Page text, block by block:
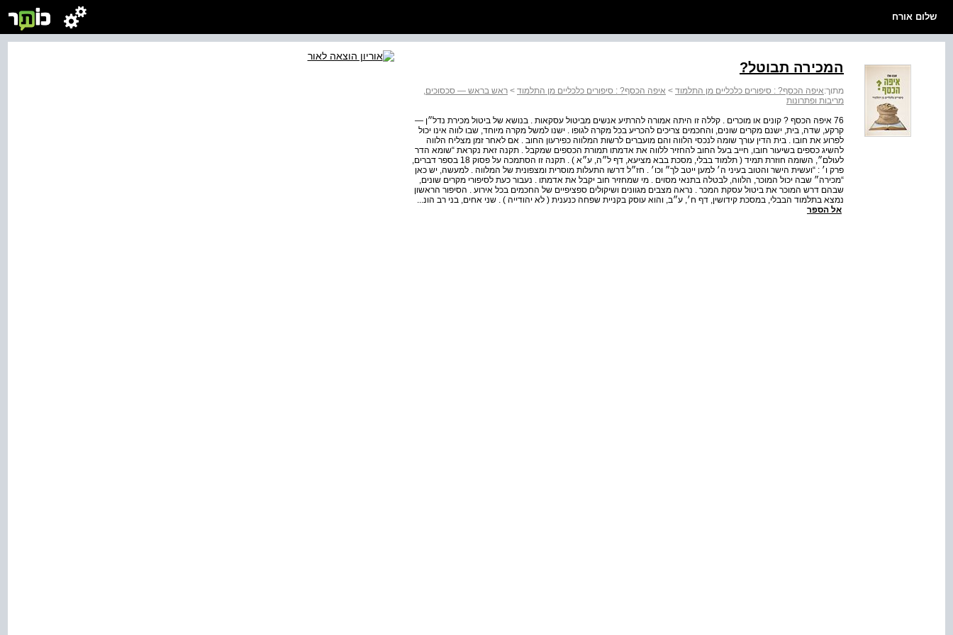
שלום אורח
המכירה תבוטל?
מתוך:איפה הכסף? : סיפורים כלכליים מן התלמוד > איפה הכסף? : סיפורים כלכליים מן התלמוד > ראש בראש — סכסוכים,
מריבות ופתרונות
76 איפה הכסף ? קונים או מוכרים . קללה זו היתה אמורה להרתיע אנשים מביטול עסקאות . בנושא של ביטול מכירת נדל״ן —
קרקע, שדה, בית, ישנם מקרים שונים, והחכמים צריכים להכריע בכל מקרה לגופו . ישנו למשל מקרה מיוחד, שבו לווה אינו יכול
לפרוע את חובו . בית הדין עורך שומה לנכסי הלווה והם מועברים לרשות המלווה כפירעון החוב . אם לאחר זמן מצליח הלווה
להשיג כספים בשיעור חובו, חייב בעל החוב להחזיר ללווה את אדמתו תמורת הכספים שמקבל . תקנה זאת נקראת “שומא הדר
לעולם״, השומה חוזרת תמיד ( תלמוד בבלי, מסכת בבא מציעא, דף ל״ה, ע״א ) . תקנה זו הסתמכה על פסוק 18 בספר דברים,
פרק ו׳ : “ועשית הישר והטוב בעיני ה׳ למען ייטב לך״ וכו׳ . חז״ל דרשו התעלות מוסרית ומצפונית של המלווה . למעשה, יש כאן
“מכירה״ שבה יכול המוכר, הלווה, לבטלה בתנאי מסוים . מי שמחזיר חוב יקבל את אדמתו . נעבור כעת לסיפורי מקרים שונים,
שבהם דרש המוכר את ביטול עסקת המכר . נראה מצבים מגוונים ושיקולים ספציפיים של החכמים בכל אירוע . הסיפור הראשון
נמצא בתלמוד הבבלי, במסכת קידושין, דף ח׳, ע״ב, והוא עוסק בקניית שפחה כנענית ( לא יהודייה ) . שני אחים, בני רב הונ...
אל הספר